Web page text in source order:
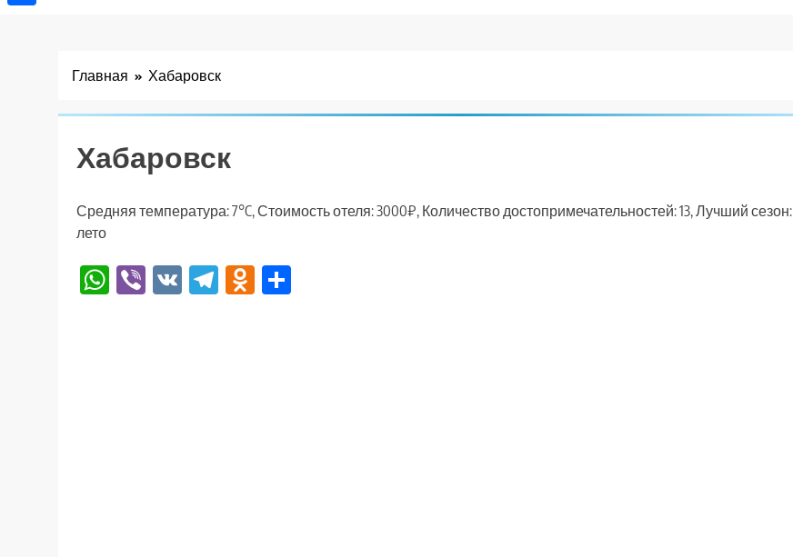
Главная Хабаровск
Хабаровск
Средняя температура: 7°C, Стоимость отеля: 3000₽, Количество достопримечательностей: 13, Лучший сезон:
лето
WhatsApp
Viber
VK TelegramOdnoklassniki